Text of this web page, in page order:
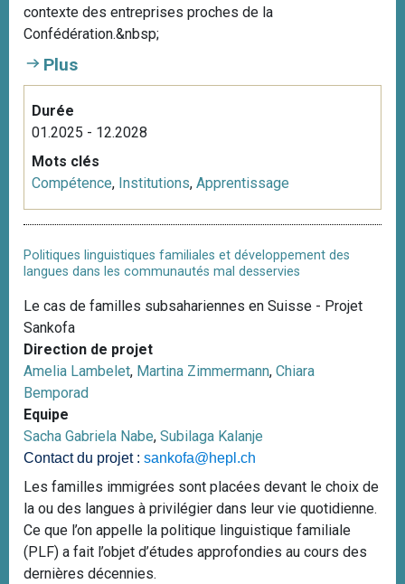
contexte des entreprises proches de la
Confédération.&nbsp;
Plus
Durée
01.2025 - 12.2028
Mots clés
Compétence, Institutions, Apprentissage
Politiques linguistiques familiales et développement des
langues dans les communautés mal desservies
Le cas de familles subsahariennes en Suisse - Projet
Sankofa
Direction de projet
Amelia Lambelet, Martina Zimmermann, Chiara
Bemporad
Equipe
Sacha Gabriela Nabe, Subilaga Kalanje
Contact du projet : sankofa@hepl.ch
Les familles immigrées sont placées devant le choix de
la ou des langues à privilégier dans leur vie quotidienne.
Ce que l’on appelle la politique linguistique familiale
(PLF) a fait l’objet d’études approfondies au cours des
dernières décennies.